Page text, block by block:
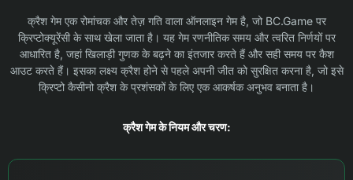
क्रैश गेम एक रोमांचक और तेज़ गति वाला ऑनलाइन गेम है, जो BC.Game पर
क्रिप्टोक्यूरेंसी के साथ खेला जाता है। यह गेम रणनीतिक समय और त्वरित निर्णयों पर
आधारित है, जहां खिलाड़ी गुणक के बढ़ने का इंतजार करते हैं और सही समय पर कैश
आउट करते हैं। इसका लक्ष्य क्रैश होने से पहले अपनी जीत को सुरक्षित करना है, जो इसे
क्रिप्टो कैसीनो क्रैश के प्रशंसकों के लिए एक आकर्षक अनुभव बनाता है।
क्रैश गेम के नियम और चरण: